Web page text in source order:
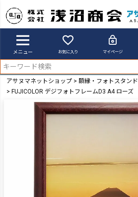
メニュー お気に入り マイページ
アサヌマネットショップ 額縁・フォトスタンド
FUJICOLOR デジフォトフレームD3 A4 ローズ